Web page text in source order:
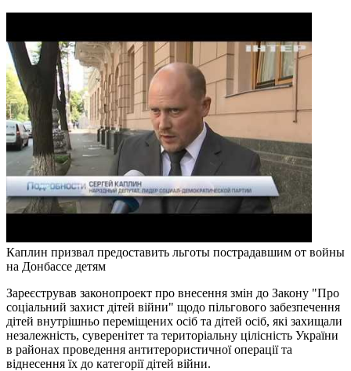
Каплин призвал предоставить льготы пострадавшим от войны
на Донбассе детям
Зареєстрував законопроект про внесення змін до Закону "Про
соціальний захист дітей війни" щодо пільгового забезпечення
дітей внутрішньо переміщених осіб та дітей осіб, які захищали
незалежність, суверенітет та територіальну цілісність України
в районах проведення антитерористичної операції та
віднесення їх до категорії дітей війни.